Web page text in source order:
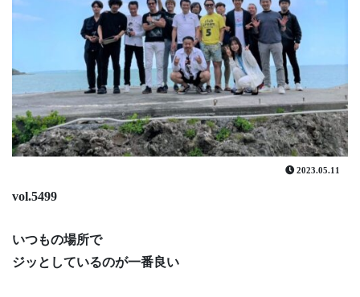
2023.05.11
vol.5499
いつもの場所で
ジッとしているのが一番良い